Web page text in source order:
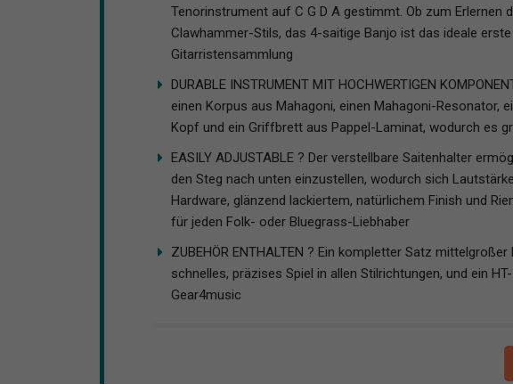
Tenorinstrument auf C G D A gestimmt. Ob zum Erlernen
Clawhammer-Stils, das 4-saitige Banjo ist das ideale
Gitarristensammlung
DURABLE INSTRUMENT MIT HOCHWERTIGEN
einen Korpus aus Mahagoni, einen Mahagoni-Resonator,
Kopf und ein Griffbrett aus Pappel-Laminat, wodurch es
EASILY ADJUSTABLE ? Der verstellbare Saitenhalter
den Steg nach unten einzustellen, wodurch sich
Hardware, glänzend lackiertem, natürlichem Finish und
für jeden Folk- oder Bluegrass-Liebhaber
ZUBEHÖR ENTHALTEN ? Ein kompletter Satz
schnelles, präzises Spiel in allen Stilrichtungen, und ein
Gear4music